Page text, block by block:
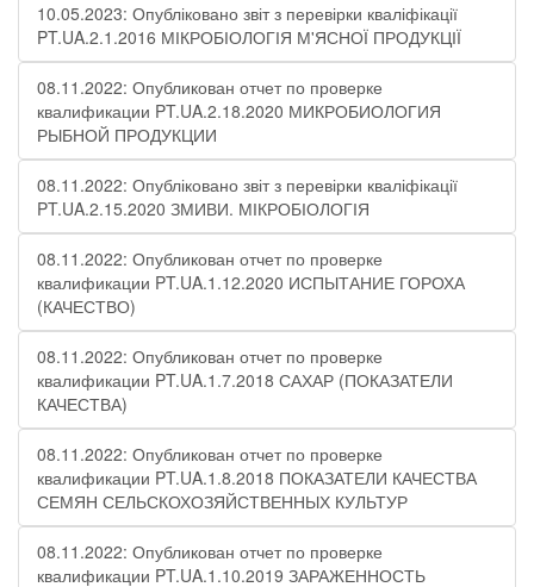
10.05.2023: Опубліковано звіт з перевірки кваліфікації
PT.UA.2.1.2016 МІКРОБІОЛОГІЯ М'ЯСНОЇ ПРОДУКЦІЇ
08.11.2022: Опубликован отчет по проверке
квалификации PT.UA.2.18.2020 МИКРОБИОЛОГИЯ
РЫБНОЙ ПРОДУКЦИИ
08.11.2022: Опубліковано звіт з перевірки кваліфікації
PT.UA.2.15.2020 ЗМИВИ. МІКРОБІОЛОГІЯ
08.11.2022: Опубликован отчет по проверке
квалификации PT.UA.1.12.2020 ИСПЫТАНИЕ ГОРОХА
(КАЧЕСТВО)
08.11.2022: Опубликован отчет по проверке
квалификации PT.UA.1.7.2018 САХАР (ПОКАЗАТЕЛИ
КАЧЕСТВА)
08.11.2022: Опубликован отчет по проверке
квалификации PT.UA.1.8.2018 ПОКАЗАТЕЛИ КАЧЕСТВА
СЕМЯН СЕЛЬСКОХОЗЯЙСТВЕННЫХ КУЛЬТУР
08.11.2022: Опубликован отчет по проверке
квалификации PT.UA.1.10.2019 ЗАРАЖЕННОСТЬ